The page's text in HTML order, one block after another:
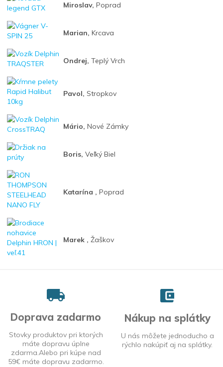
Miroslav, Poprad
Marian, Krcava
Ondrej, Teplý Vrch
Pavol, Stropkov
Mário, Nové Zámky
Boris, Veľký Biel
Katarína , Poprad
Marek , Žaškov
Doprava zadarmo
Stovky produktov pri ktorých
máte dopravu úplne
zdarma.Alebo pri kúpe nad
59€ máte dopravu zadarmo.
Nákup na splátky
U nás môžete jednoducho a
rýchlo nakúpiť aj na splátky.